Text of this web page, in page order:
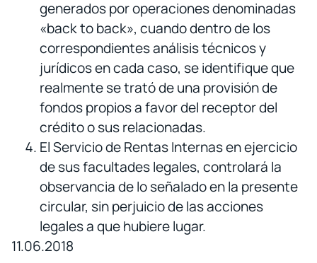
generados por operaciones denominadas
«back to back», cuando dentro de los
correspondientes análisis técnicos y
jurídicos en cada caso, se identifique que
realmente se trató de una provisión de
fondos propios a favor del receptor del
crédito o sus relacionadas.
El Servicio de Rentas Internas en ejercicio
de sus facultades legales, controlará la
observancia de lo señalado en la presente
circular, sin perjuicio de las acciones
legales a que hubiere lugar.
11.06.2018